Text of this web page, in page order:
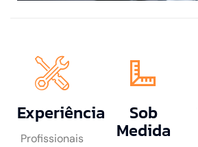
Experiência
Profissionais
Sob
Medida